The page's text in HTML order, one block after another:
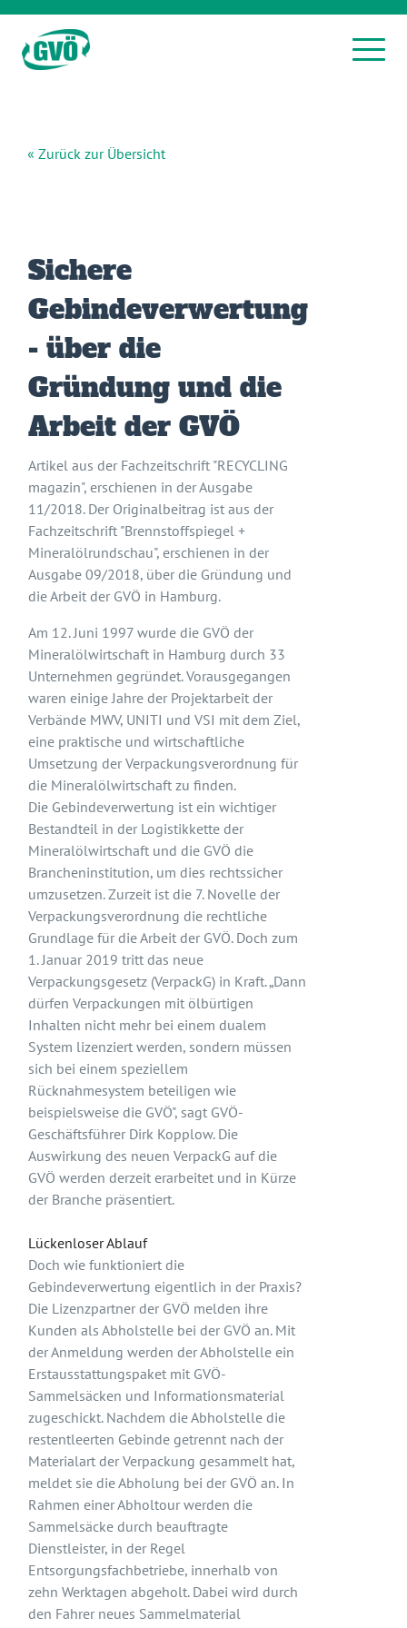
« Zurück zur Übersicht
Sichere
Gebindeverwertung
- über die
Gründung und die
Arbeit der GVÖ
Artikel aus der Fachzeitschrift "RECYCLING
magazin", erschienen in der Ausgabe
11/2018. Der Originalbeitrag ist aus der
Fachzeitschrift "Brennstoffspiegel +
Mineralölrundschau", erschienen in der
Ausgabe 09/2018, über die Gründung und
die Arbeit der GVÖ in Hamburg.
Am 12. Juni 1997 wurde die GVÖ der
Mineralölwirtschaft in Hamburg durch 33
Unternehmen gegründet. Vorausgegangen
waren einige Jahre der Projektarbeit der
Verbände MWV, UNITI und VSI mit dem Ziel,
eine praktische und wirtschaftliche
Umsetzung der Verpackungsverordnung für
die Mineralölwirtschaft zu finden.
Die Gebindeverwertung ist ein wichtiger
Bestandteil in der Logistikkette der
Mineralölwirtschaft und die GVÖ die
Brancheninstitution, um dies rechtssicher
umzusetzen. Zurzeit ist die 7. Novelle der
Verpackungsverordnung die rechtliche
Grundlage für die Arbeit der GVÖ. Doch zum
1. Januar 2019 tritt das neue
Verpackungsgesetz (VerpackG) in Kraft. „Dann
dürfen Verpackungen mit ölbürtigen
Inhalten nicht mehr bei einem dualem
System lizenziert werden, sondern müssen
sich bei einem speziellem
Rücknahmesystem beteiligen wie
beispielsweise die GVÖ", sagt GVÖ-
Geschäftsführer Dirk Kopplow. Die
Auswirkung des neuen VerpackG auf die
GVÖ werden derzeit erarbeitet und in Kürze
der Branche präsentiert.
Lückenloser Ablauf
Doch wie funktioniert die
Gebindeverwertung eigentlich in der Praxis?
Die Lizenzpartner der GVÖ melden ihre
Kunden als Abholstelle bei der GVÖ an. Mit
der Anmeldung werden der Abholstelle ein
Erstausstattungspaket mit GVÖ-
Sammelsäcken und Informationsmaterial
zugeschickt. Nachdem die Abholstelle die
restentleerten Gebinde getrennt nach der
Materialart der Verpackung gesammelt hat,
meldet sie die Abholung bei der GVÖ an. In
Rahmen einer Abholtour werden die
Sammelsäcke durch beauftragte
Dienstleister, in der Regel
Entsorgungsfachbetriebe, innerhalb von
zehn Werktagen abgeholt. Dabei wird durch
den Fahrer neues Sammelmaterial